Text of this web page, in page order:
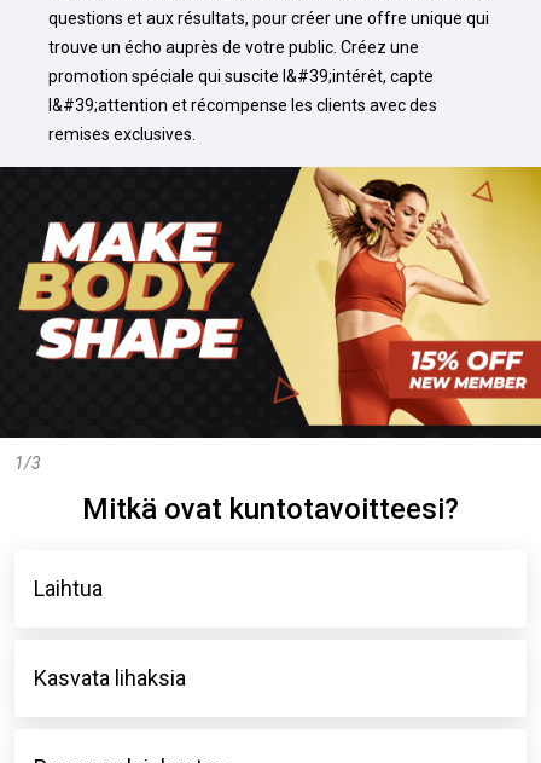
questions et aux résultats, pour créer une offre unique qui
trouve un écho auprès de votre public. Créez une
promotion spéciale qui suscite l&#39;intérêt, capte
l&#39;attention et récompense les clients avec des
remises exclusives.